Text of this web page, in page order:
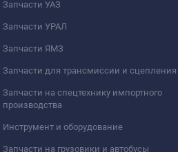
Запчасти УАЗ
Запчасти УРАЛ
Запчасти ЯМЗ
Запчасти для трансмиссии и сцепления
Запчасти на спецтехнику импортного
производства
Инструмент и оборудование
Запчасти на грузовики и автобусы